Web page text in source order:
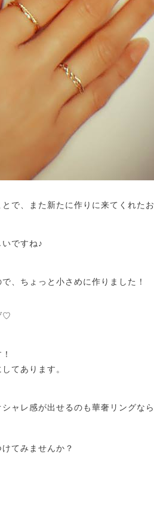
で、また新たに作りに来てくれた
ですね♪
、ちょっと小さめに作りました！
♡
てあります。
ャレ感が出せるのも華奢リングな
てみませんか？